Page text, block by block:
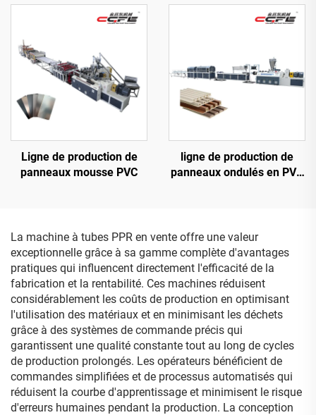
Ligne de production de
panneaux mousse PVC
ligne de production de
panneaux ondulés en PVC
La machine à tubes PPR en vente offre une valeur
exceptionnelle grâce à sa gamme complète d'avantages
pratiques qui influencent directement l'efficacité de la
fabrication et la rentabilité. Ces machines réduisent
considérablement les coûts de production en optimisant
l'utilisation des matériaux et en minimisant les déchets
grâce à des systèmes de commande précis qui
garantissent une qualité constante tout au long de cycles
de production prolongés. Les opérateurs bénéficient de
commandes simplifiées et de processus automatisés qui
réduisent la courbe d'apprentissage et minimisent le risque
d'erreurs humaines pendant la production. La conception